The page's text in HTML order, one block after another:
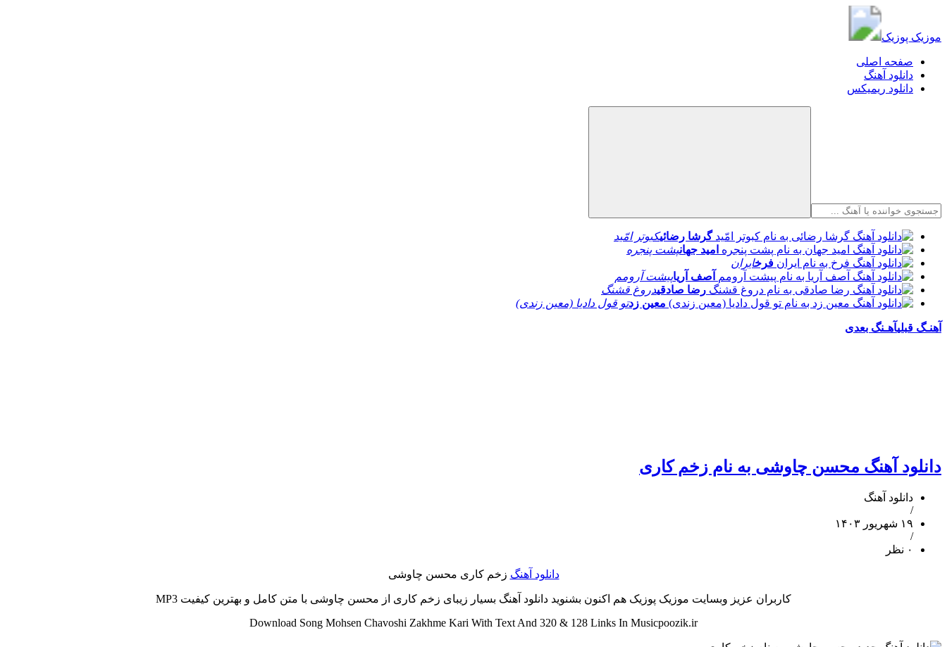
موزیک پوزیک
صفحه اصلی
دانلود آهنگ
دانلود ریمیکس
گرشا رضائیکبوتر امّید
امید جهانپشت پنجره
فرخایران
آصف آریاپیشت آرومم
رضا صادقیدروغ قشنگ
معین زدتو قول دادیا (معین زندی)
آهنـگ قبلیآهـنگ بعدی
دانلود آهنگ محسن چاوشی به نام زخم کاری
دانلود آهنگ
/
۱۹ شهریور ۱۴۰۳
/
۰ نظر
دانلود آهنگ زخم کاری محسن چاوشی
کاربران عزیز وبسایت موزیک پوزیک هم اکنون بشنوید دانلود آهنگ بسیار زیبای زخم کاری از محسن چاوشی با متن کامل و بهترین کیفیت MP3
Download Song Mohsen Chavoshi Zakhme Kari With Text And 320 & 128 Links In Musicpoozik.ir